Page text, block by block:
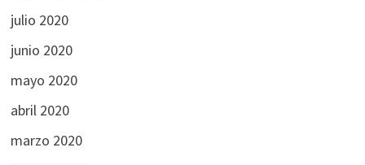
julio 2020
junio 2020
mayo 2020
abril 2020
marzo 2020